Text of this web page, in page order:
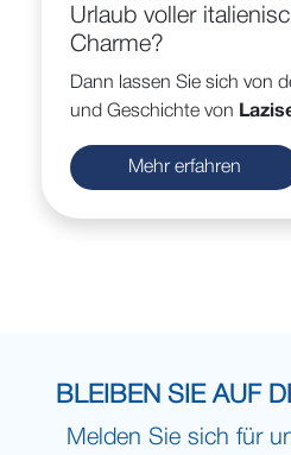
Urlaub voller
Charme?
Dann lassen Sie sich von
und Geschichte von
Mehr erfahren
BLEIBEN SIE AUF
Melden Sie sich für